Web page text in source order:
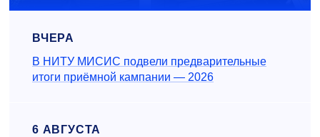
ВЧЕРА
В НИТУ МИСИС подвели предварительные
итоги приёмной кампании — 2026
6 АВГУСТА